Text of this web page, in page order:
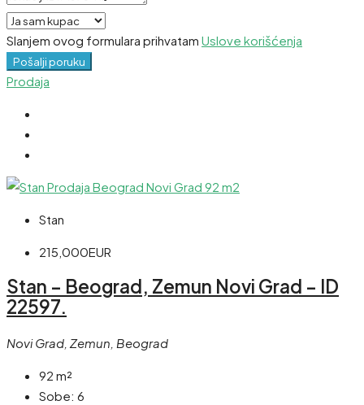
Slanjem ovog formulara prihvatam Uslove korišćenja
Pošalji poruku
Prodaja
Stan
215,000EUR
Stan – Beograd, Zemun Novi Grad – ID
22597.
Novi Grad, Zemun, Beograd
92 m²
Sobe: 6